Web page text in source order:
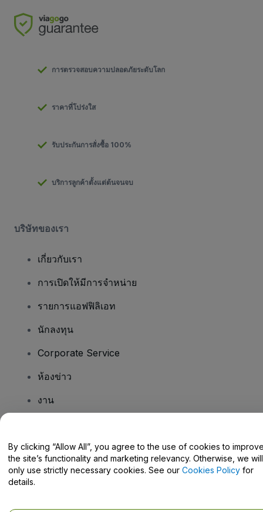
การตรวจสอบความปลอดภัยระดับโลก
ราคาที่โปร่งใส
รับประกันการสั่งซื้อ 100%
บริการลูกค้าตั้งแต่ต้นจนจบ
บริษัทของเรา
เกี่ยวกับเรา
การเปิดให้มีการจำหน่าย
รายการแอฟฟิลิเอท
นักลงทุน
Corporate Service
ห้องข่าว
งาน
Help Centre / Contact Us
By clicking “Allow All”, you agree to the use of cookies to
the site’s functionality and marketing relevancy. Otherwise, we will
only use strictly necessary cookies. See our Cookies Policy for
details.